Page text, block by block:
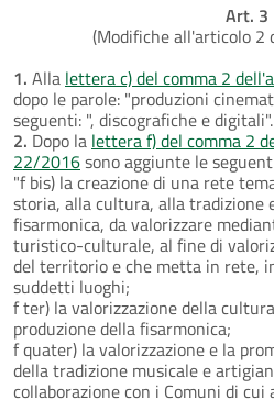
Art. 3
(Modifiche all'articolo 2
1. Alla lettera c) del comma 2
dopo le parole: "produzioni
seguenti: ", discografiche e digitali".
2. Dopo la lettera f) del comma 2
22/2016sono aggiunte le
"f bis) la creazione di una rete
storia, alla cultura, alla tradizione
fisarmonica, da valorizzare
turistico-culturale, al fine di
del territorio e che metta in rete,
suddetti luoghi;
f ter) la valorizzazione della
produzione della fisarmonica;
f quater) la valorizzazione e la
della tradizione musicale e
collaborazione con i Comuni di